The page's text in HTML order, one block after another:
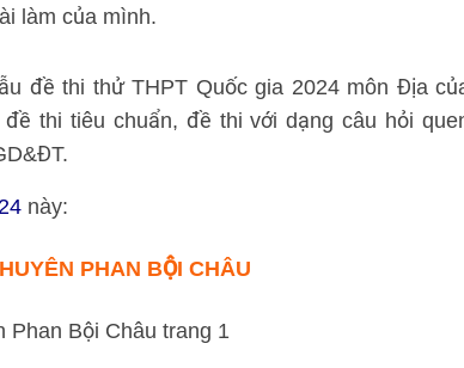
làm của mình.
đề thi thử THPT Quốc gia 2024 môn Địa
thi tiêu chuẩn, đề thi với dạng câu hỏi
này:
PHAN BỘI CHÂU